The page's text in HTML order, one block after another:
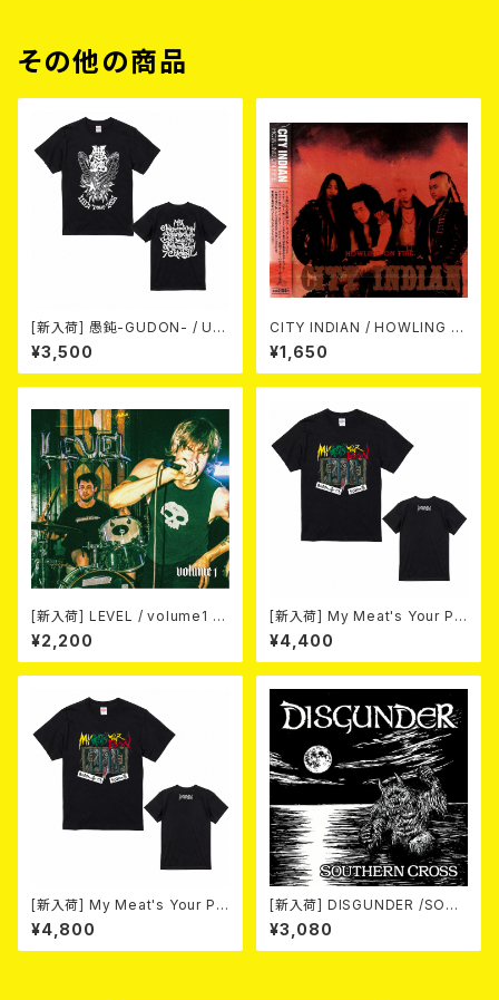
その他の商品
[新入荷] 愚鈍-GUDON- / US
TOUR 2026 T-shirt
¥3,500
CITY INDIAN / HOWLING O
N FIRE (CD)
¥1,650
[新入荷] LEVEL / volume1 DI
SCOGRAPHY 2021-2026 (D
IGIPACK CD)
¥2,200
[新入荷] My Meat's Your Po
ison -あんたにゃ毒でもオイラ
にゃ薬- / BLACK T-shirt (S
～XL)
¥4,400
[新入荷] My Meat's Your Po
ison -あんたにゃ毒でもオイラ
にゃ薬- / BLACK T-shirt (XX
L & XXXL)
¥4,800
[新入荷] DISGUNDER /SOUT
HERN CROSS (CD)
¥3,080